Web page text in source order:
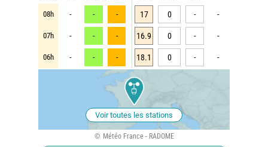
08h - - - 17 0 - -
07h - - - 16.9 0 - -
06h - - - 18.1 0 - -
Voir toutes les stations
Météo France - RADOME